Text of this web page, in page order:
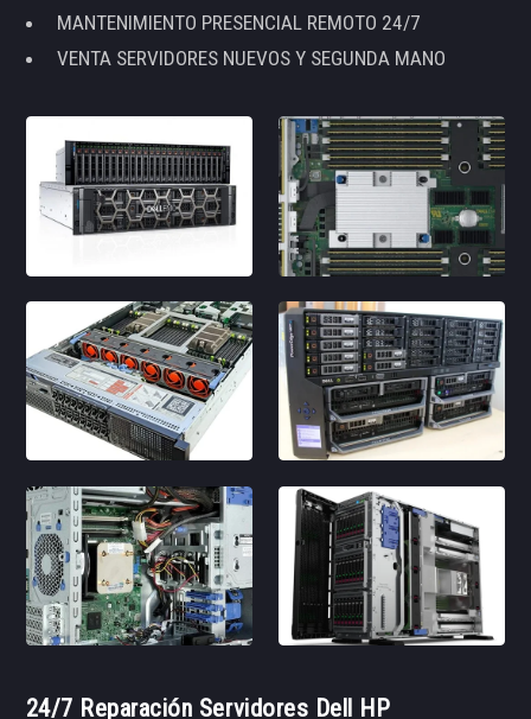
MANTENIMIENTO PRESENCIAL REMOTO 24/7
VENTA SERVIDORES NUEVOS Y SEGUNDA MANO
24/7 Reparación Servidores Dell HP